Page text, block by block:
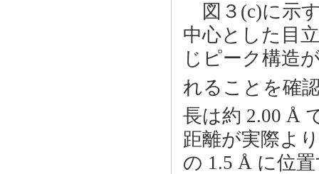
図３(c)に示
中心とした目
じピーク構造
れることを確
長は約 2.00 Å
距離が実際よ
の 1.5 Å に位